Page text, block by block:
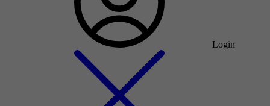
Login